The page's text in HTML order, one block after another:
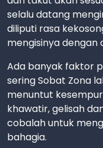
selalu datang
diliputi rasa
mengisinya dengan
Ada banyak faktor
sering Sobat Zona
menuntut
khawatir, gelisah
cobalah untuk
bahagia.